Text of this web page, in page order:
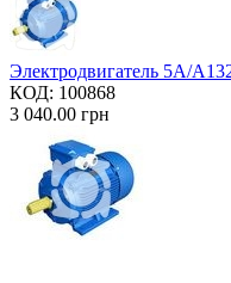
Электродвигатель 5А/
КОД: 100868
3 040.00 грн